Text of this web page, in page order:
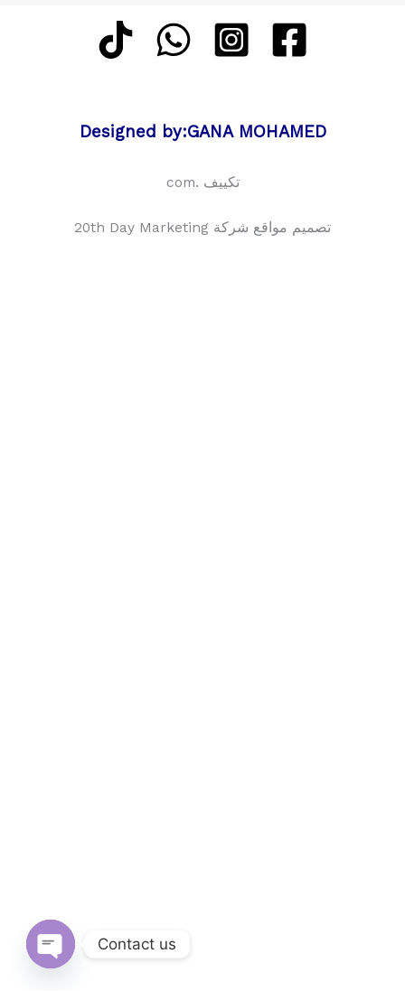
Designed by:GANA MOHAMED
تكييف .com
تصميم مواقع شركة 20th Day Marketing
Contact us
Open